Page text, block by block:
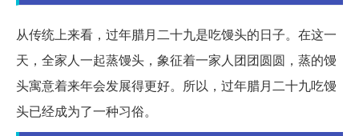
从传统上来看，过年腊月二十九是吃馒头的日子。在这一
天，全家人一起蒸馒头，象征着一家人团团圆圆，蒸的馒
头寓意着来年会发展得更好。所以，过年腊月二十九吃馒
头已经成为了一种习俗。